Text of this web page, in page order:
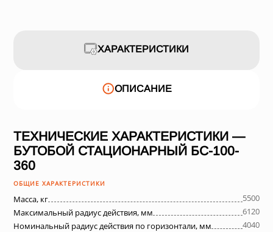
ХАРАКТЕРИСТИКИ
ОПИСАНИЕ
ТЕХНИЧЕСКИЕ ХАРАКТЕРИСТИКИ —
БУТОБОЙ СТАЦИОНАРНЫЙ БС-100-
360
ОБЩИЕ ХАРАКТЕРИСТИКИ
Масса, кг
5500
Максимальный радиус действия, мм
6120
Номинальный радиус действия по горизонтали, мм
4040